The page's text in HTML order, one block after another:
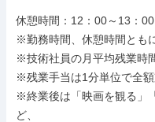
休憩時間：12：00～13：00
※勤務時間、休憩時間とも
※技術社員の月平均残業時
※残業手当は1分単位で全
※終業後は「映画を観る」
ど、